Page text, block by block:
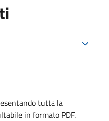
tutta la
in formato PDF.